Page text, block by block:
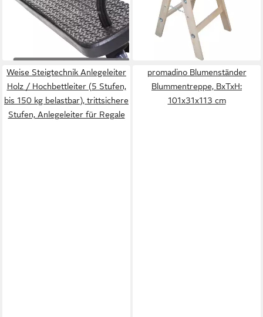
California Marco Polo
Schwarz, rutschhemmend
lieferbar - in 3-4 Werktagen bei dir
Holzleiter 2x 2 Stufen Höhe
0,65m, DIN PN-EN131-2
34,99 €
lieferbar - in 2-3 Werktagen bei dir
Weise Steigtechnik Anlegeleiter
Holz / Hochbettleiter (5 Stufen,
bis 150 kg belastbar), trittsichere
Stufen, Anlegeleiter für Regale
promadino Blumenständer
Blummentreppe, BxTxH:
101x31x113 cm